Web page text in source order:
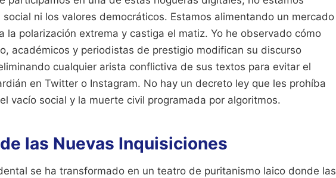
ni los valores democráticos. Estamos alimentando un mercado
la polarización extrema y castiga el matiz. Yo he observado cómo
académicos y periodistas de prestigio modifican su discurso
cualquier arista conflictiva de sus textos para evitar el
en Twitter o Instagram. No hay un decreto ley que les prohíba
vacío social y la muerte civil programada por algoritmos.
las Nuevas Inquisiciones
se ha transformado en un teatro de puritanismo laico donde las